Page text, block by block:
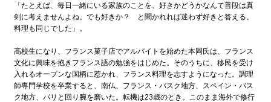
「たとえば、毎日一緒にいる家族のことを、好きかどうかなんて普段は真
剣に考えませんよね。でも好きか？ と聞かれれば迷わず好きと答える。
料理も同じでした」。
高校生になり、フランス菓子店でアルバイトを始めた本岡氏は、フランス
文化に興味を抱きフランス語の勉強をはじめた。そのうちに、移民を受け
入れるオープンな国柄に惹かれ、フランス料理を志すようになった。調理
師専門学校を卒業すると、南仏、フランス・バスク地方、スペイン・バス
ク地方、パリと回り腕を磨いた。転機は23歳のとき。このまま海外で修行